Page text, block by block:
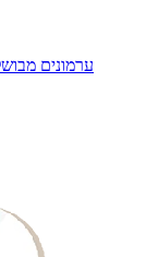
ערמונים